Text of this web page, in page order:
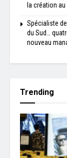
la création
Spécialiste
du Sud…
nouveau
Trending